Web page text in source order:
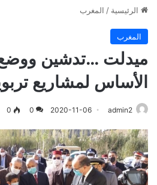
الرئيسية / المغرب
المغرب
ميدلت …تدشين ووضع
الأساس لمشاريع
admin2
2020-11-06
0
0